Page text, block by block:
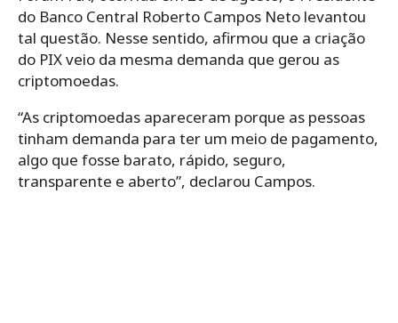
do Banco Central Roberto Campos Neto levantou
tal questão. Nesse sentido, afirmou que a criação
do PIX veio da mesma demanda que gerou as
criptomoedas.
“As criptomoedas apareceram porque as pessoas
tinham demanda para ter um meio de pagamento,
algo que fosse barato, rápido, seguro,
transparente e aberto”, declarou Campos.